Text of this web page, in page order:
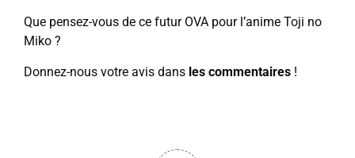
Que pensez-vous de ce futur OVA pour l’anime Toji no
Miko ?
Donnez-nous votre avis dans les commentaires !